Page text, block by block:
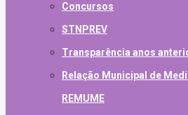
Concursos
STNPREV
Transparência anos
Relação Municipal de
REMUME